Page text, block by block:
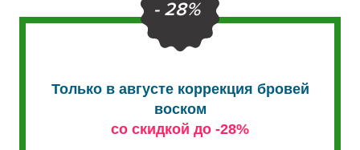
- 28%
Только в августе коррекция бровей
воском
со скидкой до -28%